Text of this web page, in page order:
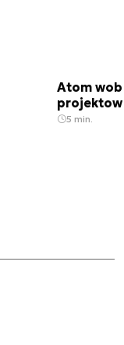
Atom
5 min.